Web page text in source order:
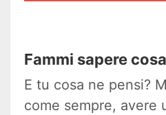
Fammi sapere
E tu cosa ne pensi?
come sempre, avere